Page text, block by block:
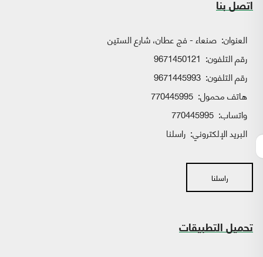
اتصل بنا
العنوان: صنعاء - فج عطان، شارع الستين
رقم التلفون: 9671450121
رقم التلفون: 9671445993
هاتف محمول: 770445995
واتساب:
البريد الإلكتروني: راسلنا
راسلنا
تحميل التطبيقات